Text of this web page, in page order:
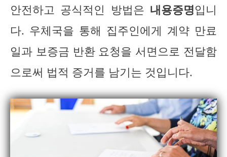
안전하고 공식적인 방법은 내용증명입니
다. 우체국을 통해 집주인에게 계약 만료
일과 보증금 반환 요청을 서면으로 전달함
으로써 법적 증거를 남기는 것입니다.